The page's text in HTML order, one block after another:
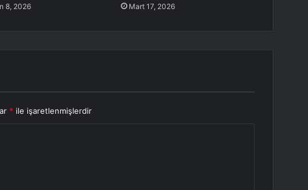
8, 2026 Mart 17, 2026
* ile işaretlenmişlerdir